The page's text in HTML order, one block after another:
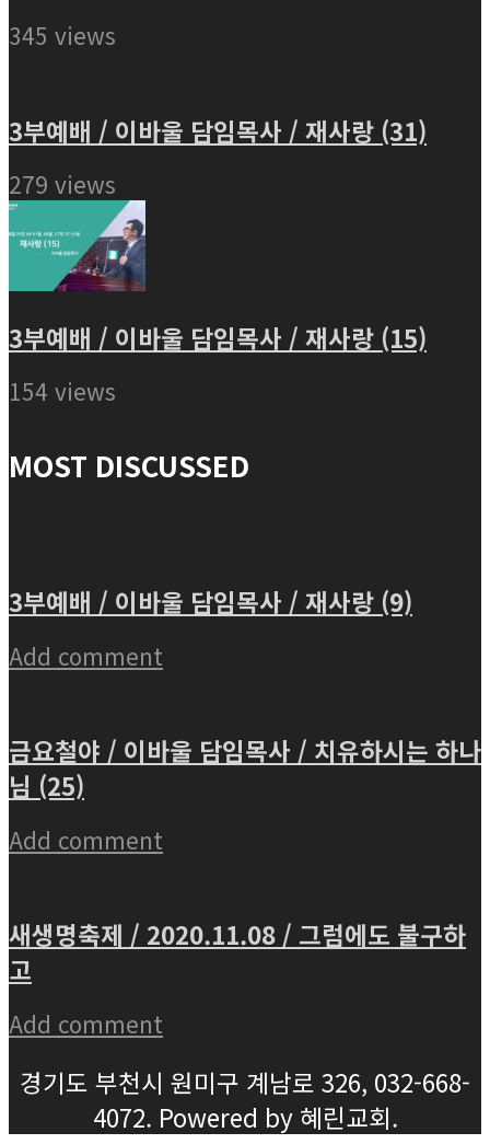
345 views
3부예배 / 이바울 담임목사 / 재사랑 (31)
279 views
3부예배 / 이바울 담임목사 / 재사랑 (15)
154 views
MOST DISCUSSED
3부예배 / 이바울 담임목사 / 재사랑 (9)
Add comment
금요철야 / 이바울 담임목사 / 치유하시는 하나
님 (25)
Add comment
새생명축제 / 2020.11.08 / 그럼에도 불구하
고
Add comment
경기도 부천시 원미구 계남로 326, 032-668-
4072. Powered by 혜린교회.